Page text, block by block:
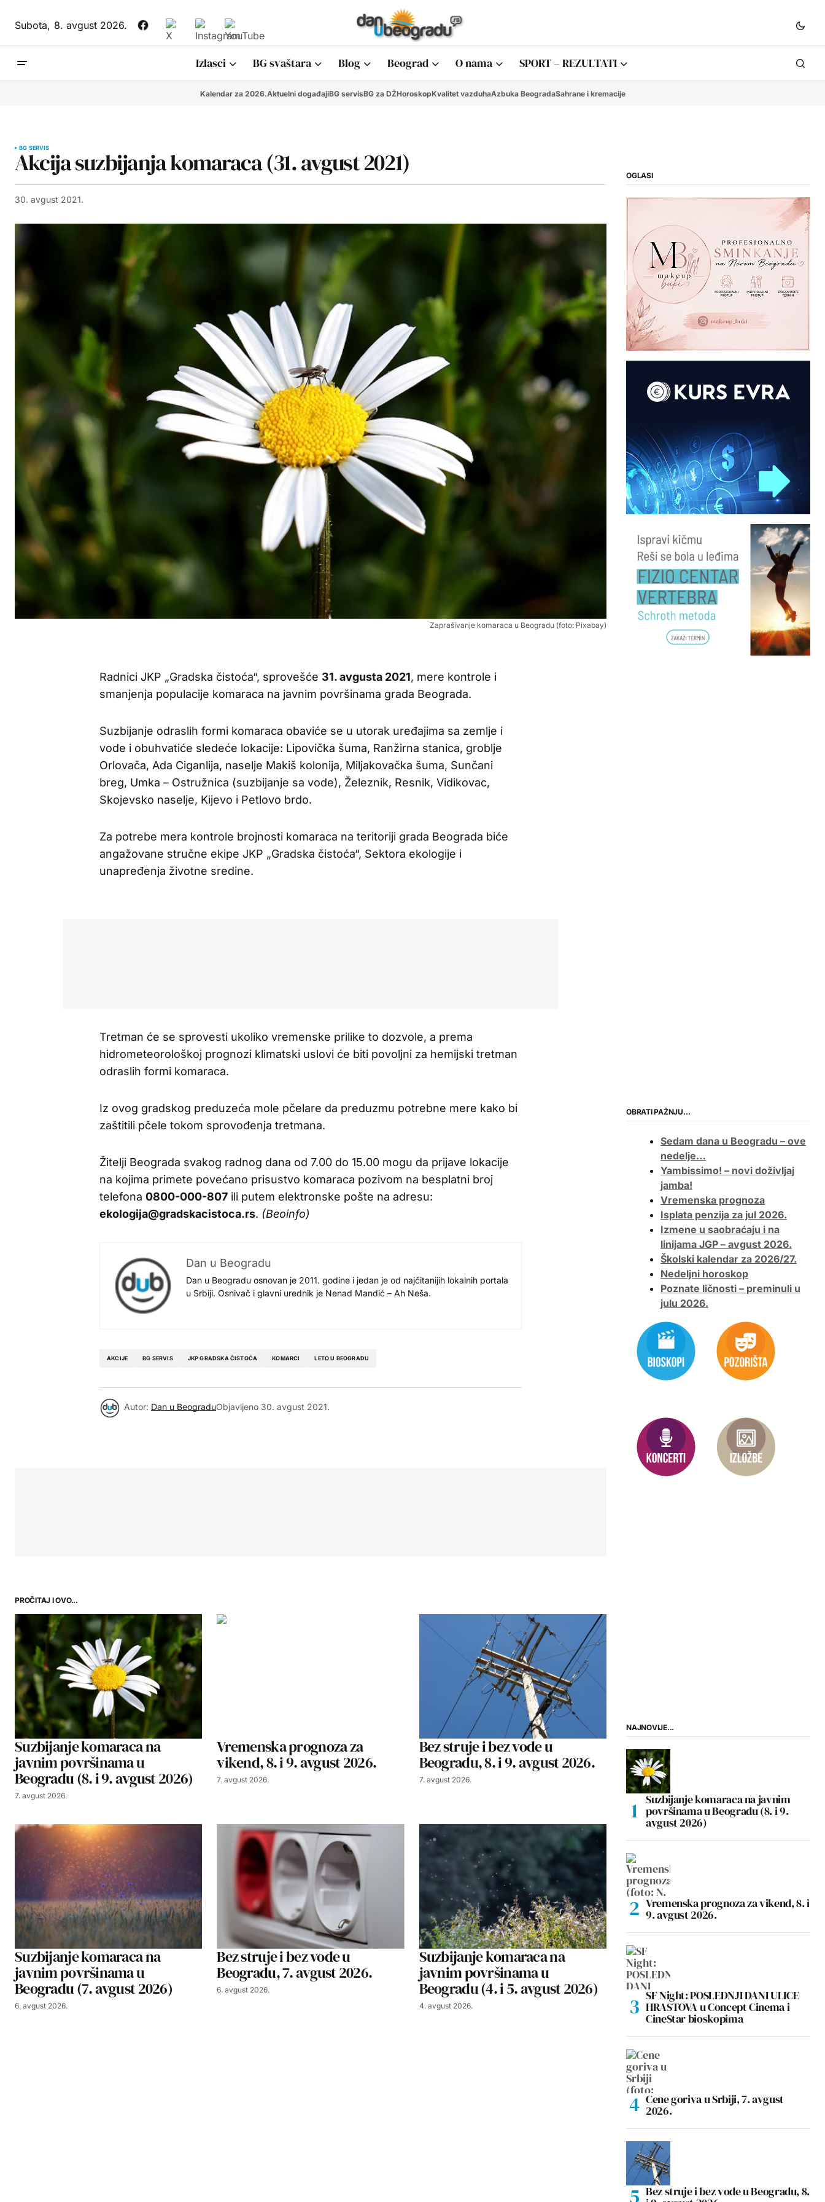
Subota,8. avgust 2026.
Izlasci BG svaštara Blog Beograd O nama SPORT – REZULTATI
Kalendar za 2026.Aktuelni događajiBG servisBG za DŽHoroskopKvalitet vazduhaAzbuka BeogradaSahrane i kremacije
BG SERVIS
Akcija suzbijanja komaraca (31. avgust 2021)
30. avgust 2021.
Zaprašivanje komaraca u Beogradu (foto: Pixabay)
Radnici JKP „Gradska čistoća“, sprovešće 31. avgusta 2021, mere kontrole i
smanjenja populacije komaraca na javnim površinama grada Beograda.
Suzbijanje odraslih formi komaraca obaviće se u utorak uređajima sa zemlje i
vode i obuhvatiće sledeće lokacije: Lipovička šuma, Ranžirna stanica, groblje
Orlovača, Ada Ciganlija, naselje Makiš kolonija, Miljakovačka šuma, Sunčani
breg, Umka – Ostružnica (suzbijanje sa vode), Železnik, Resnik, Vidikovac,
Skojevsko naselje, Kijevo i Petlovo brdo.
Za potrebe mera kontrole brojnosti komaraca na teritoriji grada Beograda biće
angažovane stručne ekipe JKP „Gradska čistoća“, Sektora ekologije i
unapređenja životne sredine.
Tretman će se sprovesti ukoliko vremenske prilike to dozvole, a prema
hidrometeorološkoj prognozi klimatski uslovi će biti povoljni za hemijski tretman
odraslih formi komaraca.
Iz ovog gradskog preduzeća mole pčelare da preduzmu potrebne mere kako bi
zaštitili pčele tokom sprovođenja tretmana.
Žitelji Beograda svakog radnog dana od 7.00 do 15.00 mogu da prijave lokacije
na kojima primete povećano prisustvo komaraca pozivom na besplatni broj
telefona 0800-000-807 ili putem elektronske pošte na adresu:
ekologija@gradskacistoca.rs. (Beoinfo)
Dan u Beogradu
Dan u Beogradu osnovan je 2011. godine i jedan je od najčitanijih lokalnih portala
u Srbiji. Osnivač i glavni urednik je Nenad Mandić – Ah Neša.
AKCIJE BG SERVIS JKP GRADSKA ČISTOĆA KOMARCI LETO U BEOGRADU
Autor: Dan u BeograduObjavljeno 30. avgust 2021.
PROČITAJ I OVO...
Suzbijanje komaraca na
javnim površinama u
Beogradu (8. i 9. avgust 2026)
7. avgust 2026.
Vremenska prognoza za
vikend, 8. i 9. avgust 2026.
7. avgust 2026.
Bez struje i bez vode u
Beogradu, 8. i 9. avgust 2026.
7. avgust 2026.
Suzbijanje komaraca na
javnim površinama u
Beogradu (7. avgust 2026)
6. avgust 2026.
Bez struje i bez vode u
Beogradu, 7. avgust 2026.
6. avgust 2026.
Suzbijanje komaraca na
javnim površinama u
Beogradu (4. i 5. avgust 2026)
4. avgust 2026.
OGLASI
OBRATI PAŽNJU…
Sedam dana u Beogradu – ove
nedelje…
Yambissimo! – novi doživljaj
jamba!
Vremenska prognoza
Isplata penzija za jul 2026.
Izmene u saobraćaju i na
linijama JGP – avgust 2026.
Školski kalendar za 2026/27.
Nedeljni horoskop
Poznate ličnosti – preminuli u
julu 2026.
NAJNOVIJE...
Suzbijanje komaraca na javnim
površinama u Beogradu (8. i 9.
avgust 2026)
Vremenska prognoza za vikend, 8. i
9. avgust 2026.
SF Night: POSLEDNJI DANI ULICE
HRASTOVA u Concept Cinema i
CineStar bioskopima
Cene goriva u Srbiji, 7. avgust
2026.
Bez struje i bez vode u Beogradu, 8.